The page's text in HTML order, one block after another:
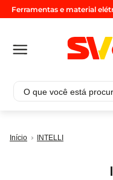
Ferramentas e material
O que você está
INTELLI
1º cabo